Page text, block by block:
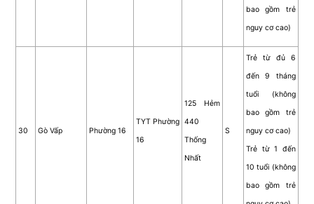
bao gồm trẻ
nguy cơ cao)
30 Gò Vấp Phường 16
TYT Phường
16
125 Hẻm
440
Thống
Nhất
S
Trẻ từ đủ 6
đến 9 tháng
tuổi (không
bao gồm trẻ
nguy cơ cao)
Trẻ từ 1 đến
10 tuổi (không
bao gồm trẻ